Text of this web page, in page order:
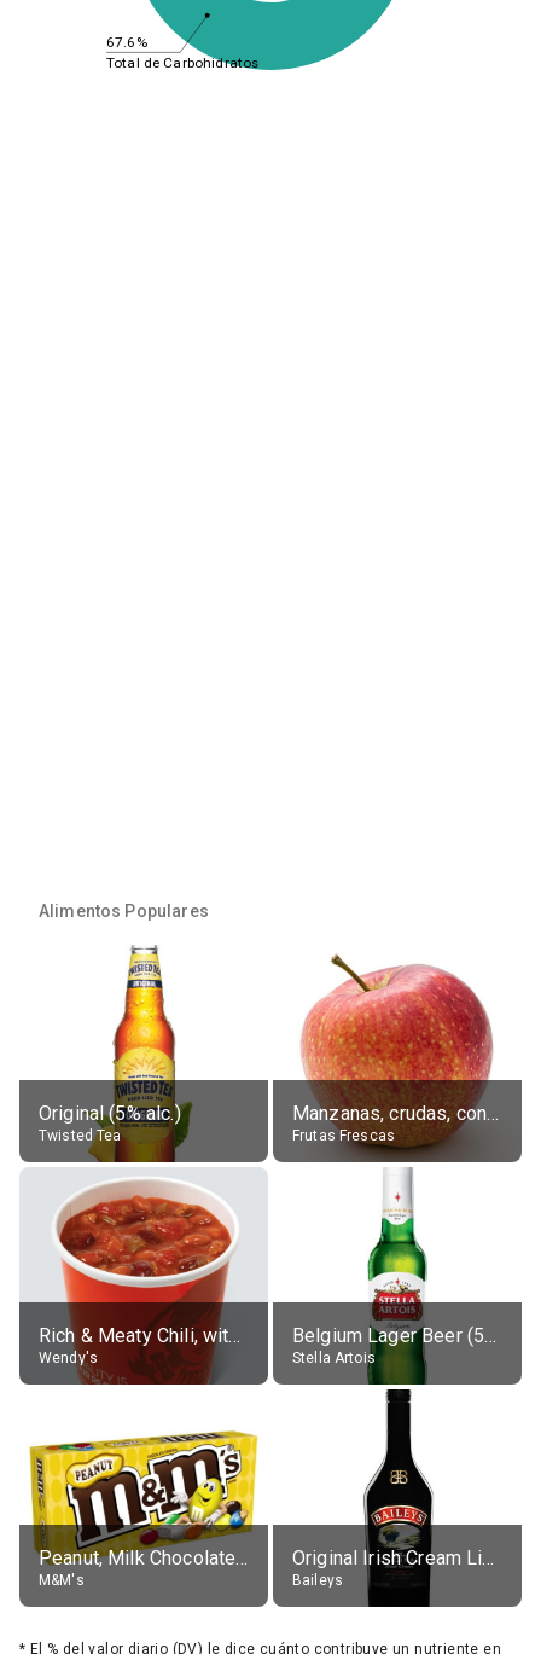
67.6%
Total de Carbohidratos
Alimentos Populares
Original (5% alc.)
Twisted Tea
Manzanas, crudas, con piel
Frutas Frescas
Rich & Meaty Chili, without toppings, large
Wendy's
Belgium Lager Beer (5% alc.)
Stella Artois
Peanut, Milk Chocolate Candies
M&M's
Original Irish Cream Liqueur (17% alc.)
Baileys
* El % del valor diario (DV) le dice cuánto contribuye un nutriente en